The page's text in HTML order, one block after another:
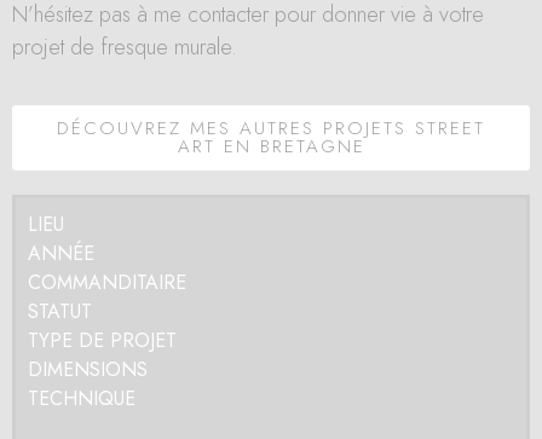
N’hésitez pas à me contacter pour donner vie à votre
projet de fresque murale.
DÉCOUVREZ MES AUTRES PROJETS STREET
ART EN BRETAGNE
LIEU
ANNÉE
COMMANDITAIRE
STATUT
TYPE DE PROJET
DIMENSIONS
TECHNIQUE